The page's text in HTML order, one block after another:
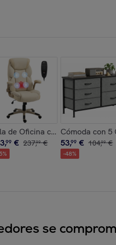
Abiertos,
para Dormitorio con
Chaleco Peso
de Oficina con Masaje
,99 € 237,99 €
%
Cómoda con
53,99 € 104,99 €
-48%
se